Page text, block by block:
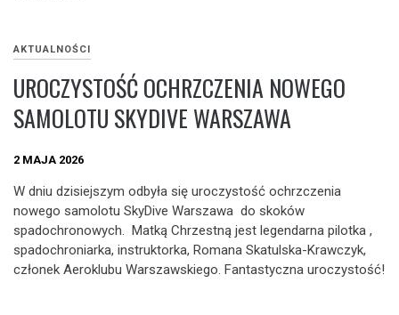
AKTUALNOŚCI
UROCZYSTOŚĆ OCHRZCZENIA NOWEGO
SAMOLOTU SKYDIVE WARSZAWA
2 MAJA 2026
W dniu dzisiejszym odbyła się uroczystość ochrzczenia
nowego samolotu SkyDive Warszawa do skoków
spadochronowych. Matką Chrzestną jest legendarna pilotka ,
spadochroniarka, instruktorka, Romana Skatulska-Krawczyk,
członek Aeroklubu Warszawskiego. Fantastyczna uroczystość!